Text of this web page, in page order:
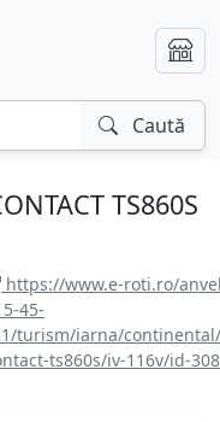
Caută
TS860S
https://www.e-roti.ro/
45-
turism/iarna/
ts860s/iv-116v/id-